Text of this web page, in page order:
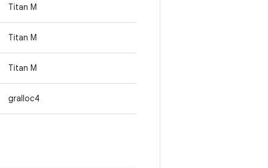
Titan M
Titan M
Titan M
gralloc4